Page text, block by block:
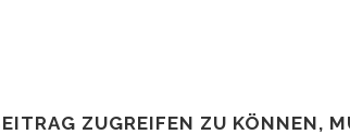
ZUGREIFEN ZU KÖNNEN,